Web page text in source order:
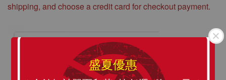
盛夏優惠
shipping, and choose a credit card for checkout payment.